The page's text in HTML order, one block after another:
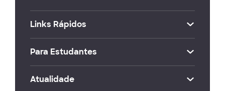
Links Rápidos
Para Estudantes
Atualidade